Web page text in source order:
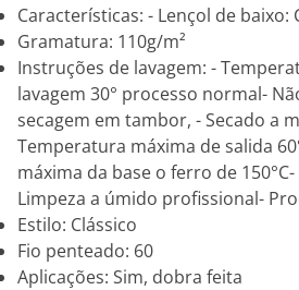
Características: - Lençol de baixo:
Gramatura: 110g/m²
Instruções de lavagem: -
lavagem 30° processo normal-
secagem em tambor, - Secado a
Temperatura máxima de salida
máxima da base o ferro de
Limpeza a úmido profissional-
Estilo: Clássico
Fio penteado: 60
Aplicações: Sim, dobra feita